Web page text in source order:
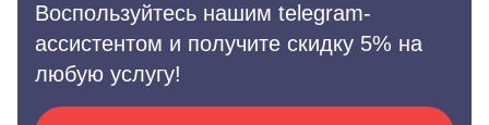
Воспользуйтесь нашим telegram-
ассистентом и получите скидку 5% на
любую услугу!